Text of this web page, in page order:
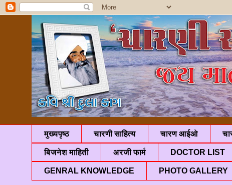
मुख्यपृष्ठ चारणी साहित्य चारण आईओ
बिजनेश माहिती अरजी फार्म DOCTOR LIST
GENRAL KNOWLEDGE PHOTO GALLERY